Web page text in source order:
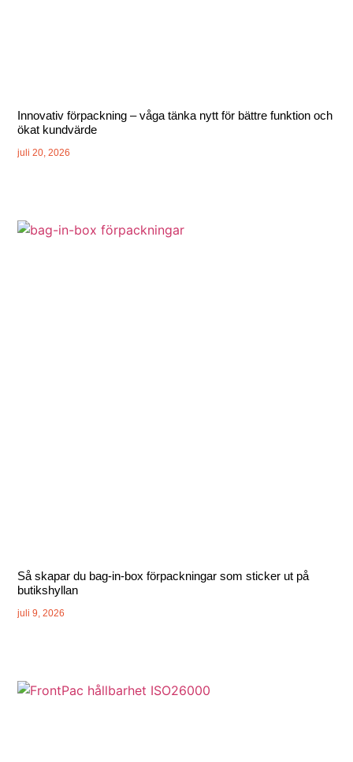
Innovativ förpackning – våga tänka nytt för bättre funktion och
ökat kundvärde
juli 20, 2026
Så skapar du bag-in-box förpackningar som sticker ut på
butikshyllan
juli 9, 2026